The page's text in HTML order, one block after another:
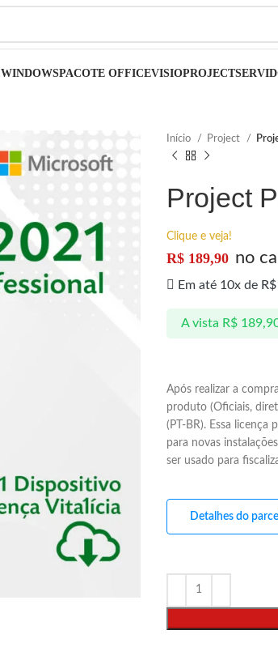
WINDOWSPACOTE OFFICEVISIOPROJECT
Início Project
Project
Clique e veja!
R$ 189,90 no
A vista R$
Em até 10x de R$
Após realizar a
produto (Oficiais,
(PT-BR). Essa licença
para novas
ser usado para
Detalhes do